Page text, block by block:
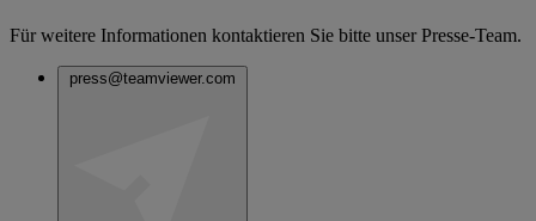
Für weitere Informationen kontaktieren Sie bitte unser Presse-Team.
press@teamviewer.com